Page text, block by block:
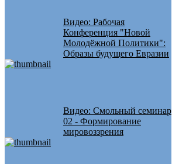
Видео: Рабочая
Конференция "Новой
Молодёжной Политики":
Образы будущего Евразии
Видео: Смольный семинар
02 - Формирование
мировоззрения